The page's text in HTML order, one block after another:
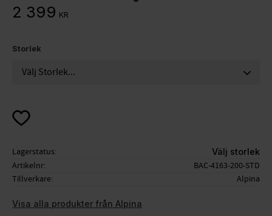
2 399 KR
Storlek
Lägg till i favoriter
Lagerstatus Välj storlek
Artikelnr
BAC-4163-200-STD
Tillverkare
Alpina
Visa alla produkter från Alpina